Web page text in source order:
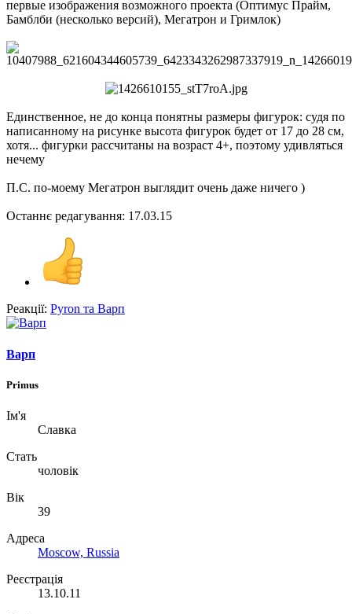
первые изображения возможного проекта (Оптимус Прайм,
Бамблби (несколько версий), Мегатрон и Гримлок)
Единственное, не до конца понятны размеры фигурок: судя по
написанному на рисунке высота фигурок будет от 17 до 28 см,
хотя... фигурки рассчитаны на возраст 4+, поэтому удивляться
нечему
П.С. по-моему Мегатрон выглядит очень даже ничего )
Останнє редагування: 17.03.15
Реакції: Pyron та Варп
Варп
Primus
Ім'я
Славка
Стать
чоловік
Вік
39
Адреса
Moscow, Russia
Реєстрація
13.10.11